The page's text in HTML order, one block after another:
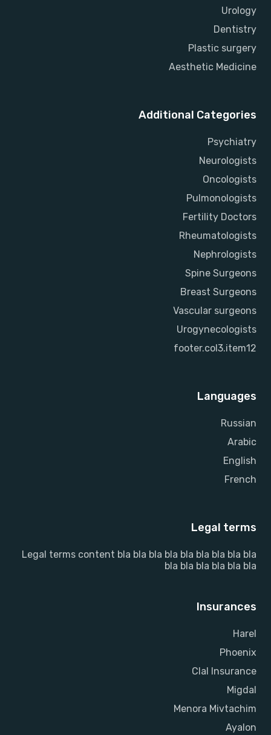
Urology
Dentistry
Plastic surgery
Aesthetic Medicine
Additional Categories
Psychiatry
Neurologists
Oncologists
Pulmonologists
Fertility Doctors
Rheumatologists
Nephrologists
Spine Surgeons
Breast Surgeons
Vascular surgeons
Urogynecologists
footer.col3.item12
Languages
Russian
Arabic
English
French
Legal terms
Legal terms content bla bla bla bla bla bla bla bla bla
bla bla bla bla bla bla
Insurances
Harel
Phoenix
Clal Insurance
Migdal
Menora Mivtachim
Ayalon